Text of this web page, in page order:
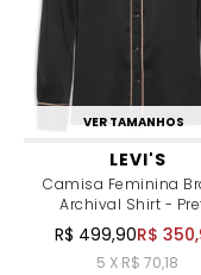
VER TAMANHOS
LEVI'S
Camisa Feminina
Archival Shirt -
R$ 499,90R$
5 X R$ 70,18